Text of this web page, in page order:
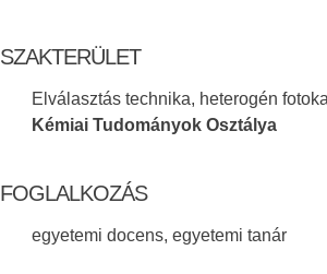
SZAKTERÜLET
Elválasztás technika, heterogén
Kémiai Tudományok Osztálya
FOGLALKOZÁS
egyetemi docens, egyetemi tanár